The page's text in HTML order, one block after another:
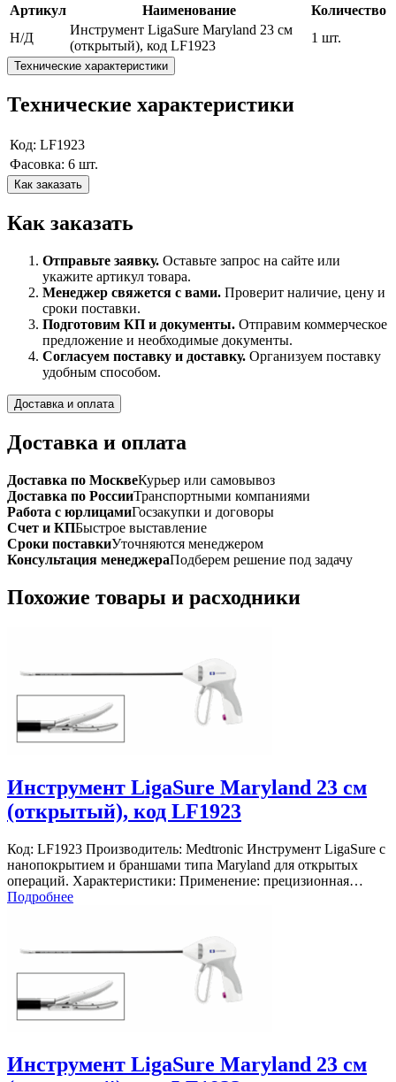
Артикул Наименование
Количество
Н/Д
Инструмент LigaSure Maryland 23 см
(открытый), код LF1923
1 шт.
Технические характеристики
Технические характеристики
Код: LF1923
Фасовка: 6 шт.
Как заказать
Как заказать
Отправьте заявку. Оставьте запрос на сайте или
укажите артикул товара.
Менеджер свяжется с вами. Проверит наличие, цену и
сроки поставки.
Подготовим КП и документы. Отправим коммерческое
предложение и необходимые документы.
Согласуем поставку и доставку. Организуем поставку
удобным способом.
Доставка и оплата
Доставка и оплата
Доставка по МосквеКурьер или самовывоз
Доставка по РоссииТранспортными компаниями
Работа с юрлицамиГосзакупки и договоры
Счет и КПБыстрое выставление
Сроки поставкиУточняются менеджером
Консультация менеджераПодберем решение под задачу
Похожие товары и расходники
Инструмент LigaSure Maryland 23 см
(открытый), код LF1923
Код: LF1923 Производитель: Medtronic Инструмент LigaSure с
нанопокрытием и браншами типа Maryland для открытых
операций. Характеристики: Применение: прецизионная…
Подробнее
Инструмент LigaSure Maryland 23 см